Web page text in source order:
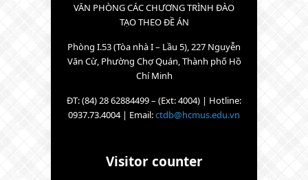
VĂN PHÒNG CÁC CHƯƠNG TRÌNH ĐÀO
TẠO THEO ĐỀ ÁN
Phòng I.53 (Tòa nhà I – Lầu 5), 227 Nguyễn
Văn Cừ, Phường Chợ Quán, Thành phố Hồ
Chí Minh
ĐT: (84) 28 62884499 – (Ext: 4004) | Hotline:
0937.73.4004 | Email:ctdb@hcmus.edu.vn
Visitor counter